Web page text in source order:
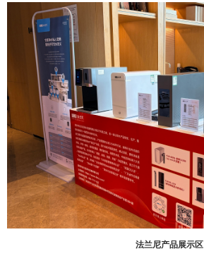
法兰尼产品展示区